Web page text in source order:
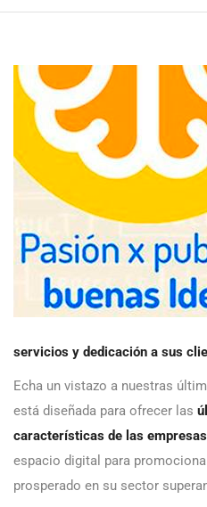
servicios y dedicación a sus
Echa un vistazo a nuestras
está diseñada para ofrecer las
características de las empresas
espacio digital para
prosperado en su sector